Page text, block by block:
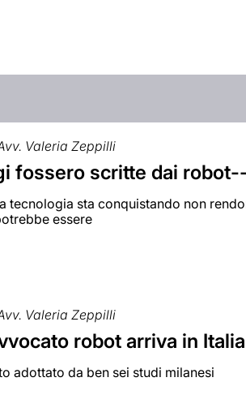
Valeria Zeppilli
fossero scritte dai
tecnologia sta conquistando non
essere
Valeria Zeppilli
robot arriva in Italia
adottato da ben sei studi milanesi